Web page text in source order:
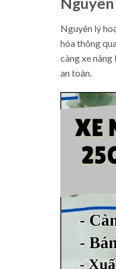
Nguyên lý
hóa thông
càng xe
an toàn.